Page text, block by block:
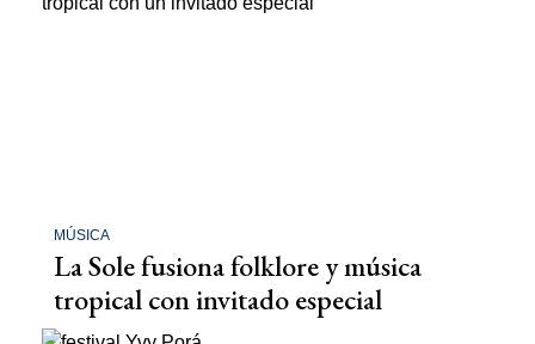
MÚSICA
La Sole fusiona folklore y música
tropical con invitado especial